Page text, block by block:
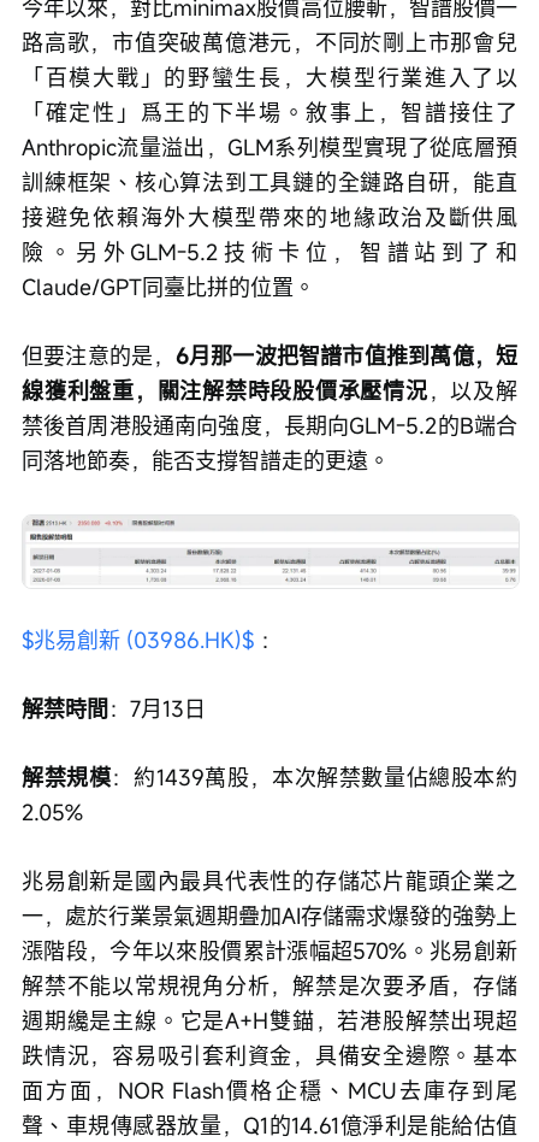
今年以來，對比minimax股價高位腰斬，智譜股價一
路高歌，市值突破萬億港元，不同於剛上市那會兒
「百模大戰」的野蠻生長，大模型行業進入了以
「確定性」爲王的下半場。敘事上，智譜接住了
Anthropic流量溢出，GLM系列模型實現了從底層預
訓練框架、核心算法到工具鏈的全鏈路自研，能直
接避免依賴海外大模型帶來的地緣政治及斷供風
險。另外GLM-5.2技術卡位，智譜站到了和
Claude/GPT同臺比拼的位置。
但要注意的是， 6月那一波把智譜市值推到萬億，短
線獲利盤重，關注解禁時段股價承壓情況，以及解
禁後首周港股通南向強度，長期向GLM-5.2的B端合
同落地節奏，能否支撐智譜走的更遠。
$兆易創新 (03986.HK)$ ：
解禁時間：7月13日
解禁規模：約1439萬股，本次解禁數量佔總股本約
2.05%
兆易創新是國內最具代表性的存儲芯片龍頭企業之
一，處於行業景氣週期疊加AI存儲需求爆發的強勢上
漲階段，今年以來股價累計漲幅超570%。兆易創新
解禁不能以常規視角分析，解禁是次要矛盾，存儲
週期纔是主線。它是A+H雙錨，若港股解禁出現超
跌情況，容易吸引套利資金，具備安全邊際。基本
面方面，NOR Flash價格企穩、MCU去庫存到尾
聲、車規傳感器放量，Q1的14.61億淨利是能給估值